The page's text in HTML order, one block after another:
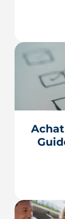
parking
par
louer.